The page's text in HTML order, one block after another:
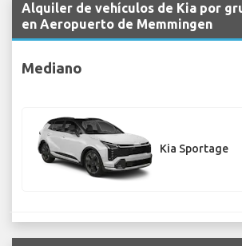
Alquiler de vehículos de Kia por
en Aeropuerto de Memmingen
Mediano
Kia Sportage